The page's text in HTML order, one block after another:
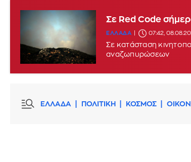
Σε Red Code
ΕΛΛΑΔΑ 07:42,
Σε κατάσταση
αναζωπυρώσεων
ΕΛΛΑΔΑ ΠΟΛΙΤΙΚΗ ΚΟΣΜΟΣ